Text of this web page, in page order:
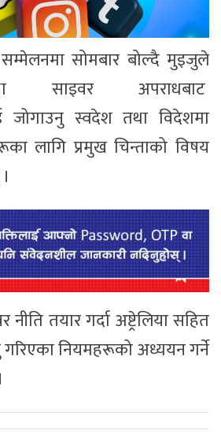
सम्मेलनमा सोमबार बोल्दै मुइजुले
साइवर अपराधबाट
जोगाउनु स्वदेश तथा विदेशमा
लागि प्रमुख चिन्ताको विषय
तयार गर्दा अष्ट्रेलिया सहित
नियमहरूको अध्ययन गर्ने